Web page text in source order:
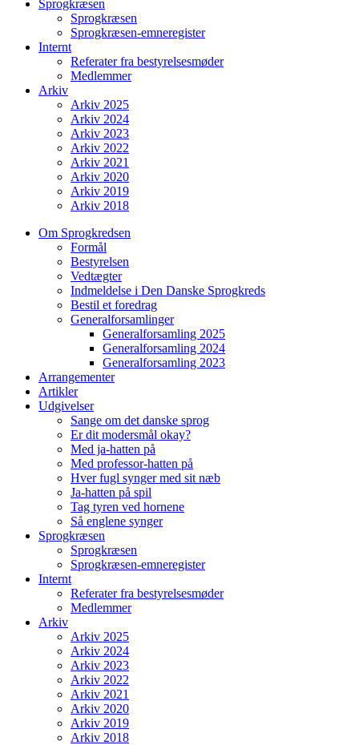
Sprogkræsen
Sprogkræsen
Sprogkræsen-emneregister
Internt
Referater fra bestyrelsesmøder
Medlemmer
Arkiv
Arkiv 2025
Arkiv 2024
Arkiv 2023
Arkiv 2022
Arkiv 2021
Arkiv 2020
Arkiv 2019
Arkiv 2018
Om Sprogkredsen
Formål
Bestyrelsen
Vedtægter
Indmeldelse i Den Danske Sprogkreds
Bestil et foredrag
Generalforsamlinger
Generalforsamling 2025
Generalforsamling 2024
Generalforsamling 2023
Arrangementer
Artikler
Udgivelser
Sange om det danske sprog
Er dit modersmål okay?
Med ja-hatten på
Med professor-hatten på
Hver fugl synger med sit næb
Ja-hatten på spil
Tag tyren ved hornene
Så englene synger
Sprogkræsen
Sprogkræsen
Sprogkræsen-emneregister
Internt
Referater fra bestyrelsesmøder
Medlemmer
Arkiv
Arkiv 2025
Arkiv 2024
Arkiv 2023
Arkiv 2022
Arkiv 2021
Arkiv 2020
Arkiv 2019
Arkiv 2018